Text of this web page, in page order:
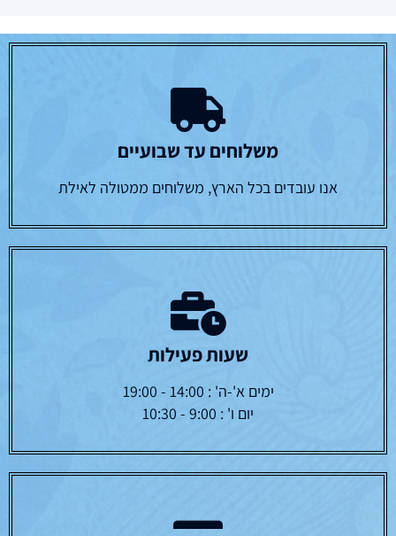
משלוחים עד שבועיים
אנו עובדים בכל הארץ, משלוחים ממטולה לאילת
שעות פעילות
ימים א'-ה' : 14:00 - 19:00
יום ו' : 9:00 - 10:30